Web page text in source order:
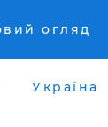
огляд
Україна